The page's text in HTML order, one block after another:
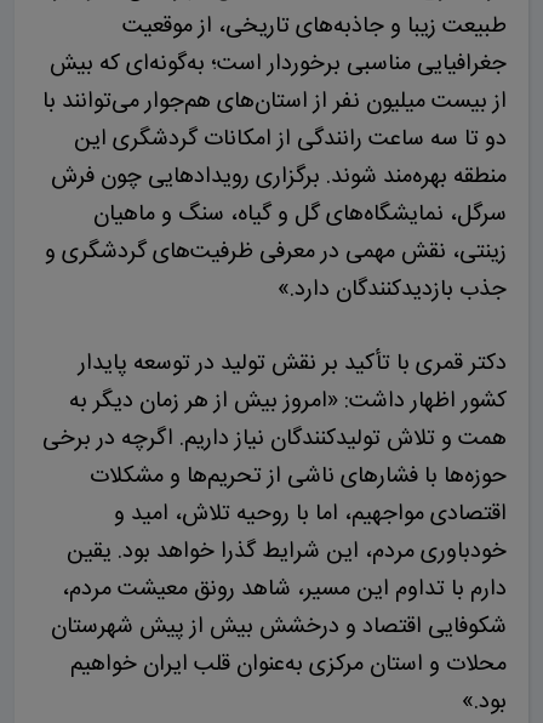
طبیعت زیبا و جاذبه‌های تاریخی، از موقعیت
جغرافیایی مناسبی برخوردار است؛ به‌گونه‌ای که بیش
از بیست میلیون نفر از استان‌های هم‌جوار می‌توانند با
دو تا سه ساعت رانندگی از امکانات گردشگری این
منطقه بهره‌مند شوند. برگزاری رویدادهایی چون فرش
سرگل، نمایشگاه‌های گل و گیاه، سنگ و ماهیان
زینتی، نقش مهمی در معرفی ظرفیت‌های گردشگری و
جذب بازدیدکنندگان دارد.»
دکتر قمری با تأکید بر نقش تولید در توسعه پایدار
کشور اظهار داشت: «امروز بیش از هر زمان دیگر به
همت و تلاش تولیدکنندگان نیاز داریم. اگرچه در برخی
حوزه‌ها با فشارهای ناشی از تحریم‌ها و مشکلات
اقتصادی مواجهیم، اما با روحیه تلاش، امید و
خودباوری مردم، این شرایط گذرا خواهد بود. یقین
دارم با تداوم این مسیر، شاهد رونق معیشت مردم،
شکوفایی اقتصاد و درخشش بیش از پیش شهرستان
محلات و استان مرکزی به‌عنوان قلب ایران خواهیم
بود.»